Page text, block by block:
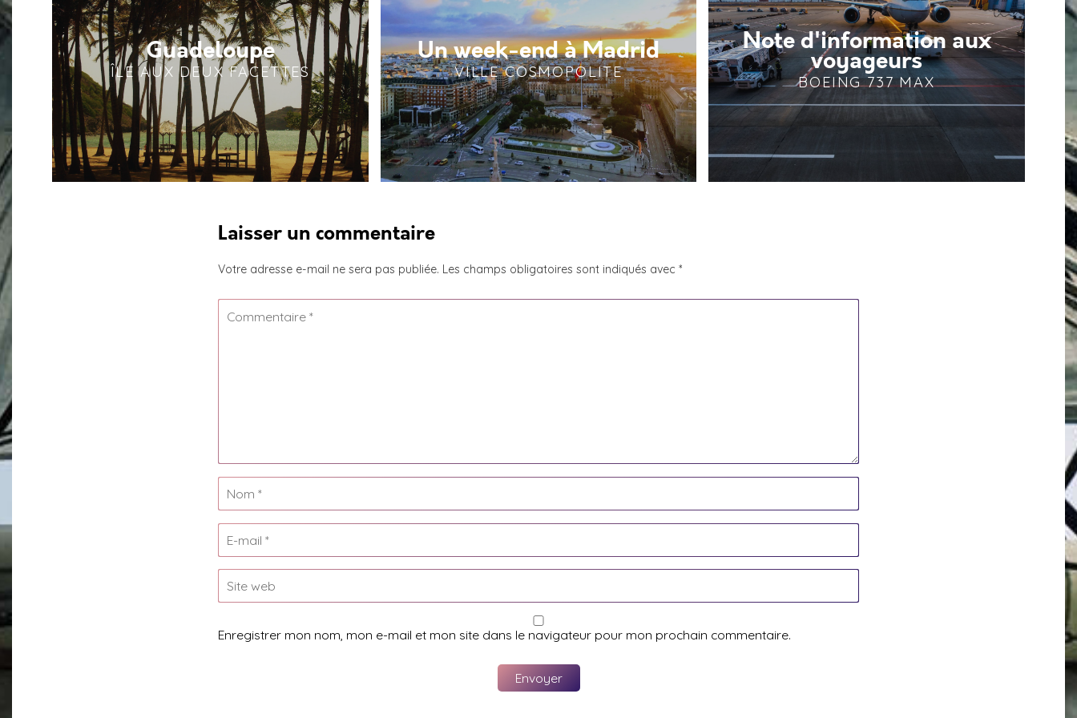
Guadeloupe
ÎLE AUX DEUX FACETTES
Un week-end à Madrid
VILLE COSMOPOLITE
Note d'information aux
voyageurs
BOEING 737 MAX
Laisser un commentaire
Votre adresse e-mail ne sera pas publiée. Les champs obligatoires sont indiqués avec *
Enregistrer mon nom, mon e-mail et mon site dans le navigateur pour mon prochain commentaire.